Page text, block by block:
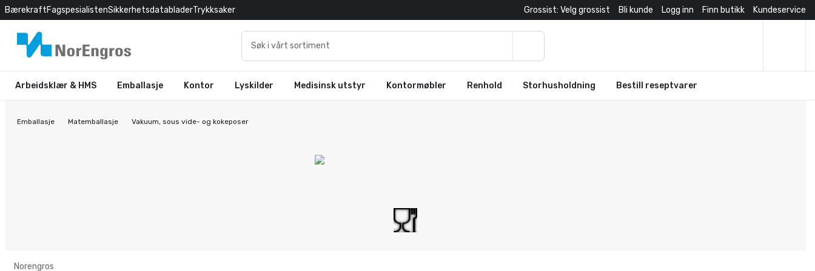
BærekraftFagspesialistenSikkerhetsdatabladerTrykksaker Grossist: Velg grossist Bli kunde Logg inn Finn butikk Kundeservice
Arbeidsklær & HMS Emballasje Kontor Lyskilder Medisinsk utstyr Kontormøbler Renhold Storhusholdning Bestill reseptvarer
Emballasje Matemballasje Vakuum, sous vide- og kokeposer
Norengros